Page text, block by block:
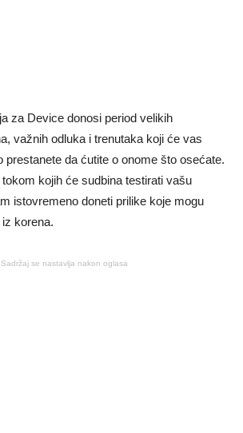
za Device donosi period velikih
važnih odluka i trenutaka koji će vas
prestanete da ćutite o onome što osećate.
kojih će sudbina testirati vašu
istovremeno doneti prilike koje mogu
korena.
Sadržaj se nastavlja nakon oglasa